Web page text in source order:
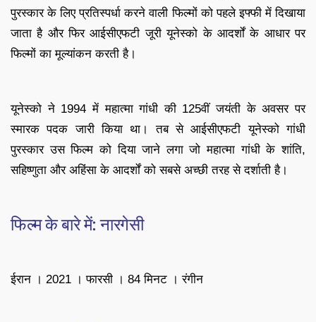
पुरस्कार के लिए प्रतिस्पर्धा करने वाली फिल्मों को पहले इफ्फी में दिखाया
जाता है और फिर आईसीएफटी जूरी यूनेस्को के आदर्शों के आधार पर
फिल्मों का मूल्यांकन करती है।
यूनेस्को ने 1994 में महात्मा गांधी की 125वीं जयंती के अवसर पर
स्मारक पदक जारी किया था। तब से आईसीएफटी यूनेस्को गांधी
पुरस्कार उस फिल्म को दिया जाने लगा जो महात्मा गांधी के शांति,
सहिष्णुता और अहिंसा के आदर्शों को सबसे अच्छी तरह से दर्शाती है।
फिल्म के बारे में: नारगेसी
ईरान । 2021 । फारसी । 84 मिनट । रंगीन